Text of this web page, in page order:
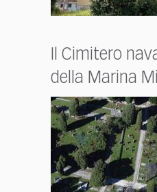
Il Cimitero
della Marina